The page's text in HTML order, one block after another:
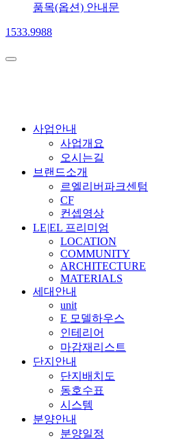
품목(옵션) 안내문
1533.9988
사업안내
사업개요
오시는길
브랜드소개
르엘리버파크센텀
CF
컨셉영상
LE|EL 프리미엄
LOCATION
COMMUNITY
ARCHITECTURE
MATERIALS
세대안내
unit
E 모델하우스
인테리어
마감재리스트
단지안내
단지배치도
동호수표
시스템
분양안내
분양일정